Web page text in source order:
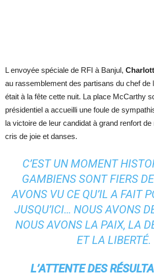
L envoyée spéciale de RFI à Banjul,
au rassemblement des partisans du chef de
était à la fête cette nuit. La place McCarthy
présidentiel a accueilli une foule de
la victoire de leur candidat à grand renfort
cris de joie et danses.
C’EST UN MOMENT
GAMBIENS SONT FIERS
AVONS VU CE QU’IL A FAIT
JUSQU’ICI… NOUS AVONS
NOUS AVONS LA PAIX, LA
ET LA LIBERTÉ.
L’ATTENTE DES